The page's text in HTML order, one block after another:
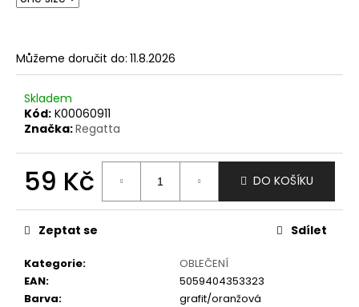
Můžeme doručit do: 11.8.2026
Skladem
Kód: K00060911
Značka:Regatta
59 Kč
cena:
DO KOŠÍKU
Kategorie:
OBLEČENÍ
EAN:
5059404353323
Barva:
grafit/oranžová
Zeptat se Sdílet
D
o
p
u
u
m
e